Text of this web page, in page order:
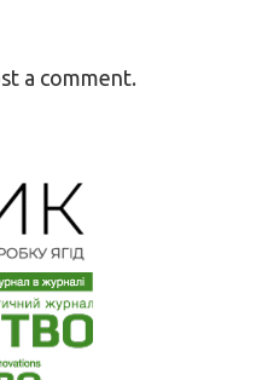
a comment.